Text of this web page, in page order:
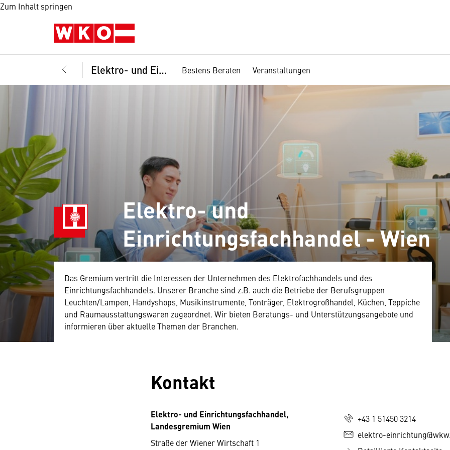
Zum Inhalt springen
Elektro- und Einrichtungsfachhandel, Landesgremium Bestens Beraten Veranstaltungen
Elektro- und
Einrichtungsfachhandel - Wien
Das Gremium vertritt die Interessen der Unternehmen des Elektrofachhandels und des
Einrichtungsfachhandels. Unserer Branche sind z.B. auch die Betriebe der Berufsgruppen
Leuchten/Lampen, Handyshops, Musikinstrumente, Tonträger, Elektrogroßhandel, Küchen, Teppiche
und Raumausstattungswaren zugeordnet. Wir bieten Beratungs- und Unterstützungsangebote und
informieren über aktuelle Themen der Branchen.
Kontakt
Elektro- und Einrichtungsfachhandel,
Landesgremium Wien
Straße der Wiener Wirtschaft 1
+43 1 51450 3214
elektro-